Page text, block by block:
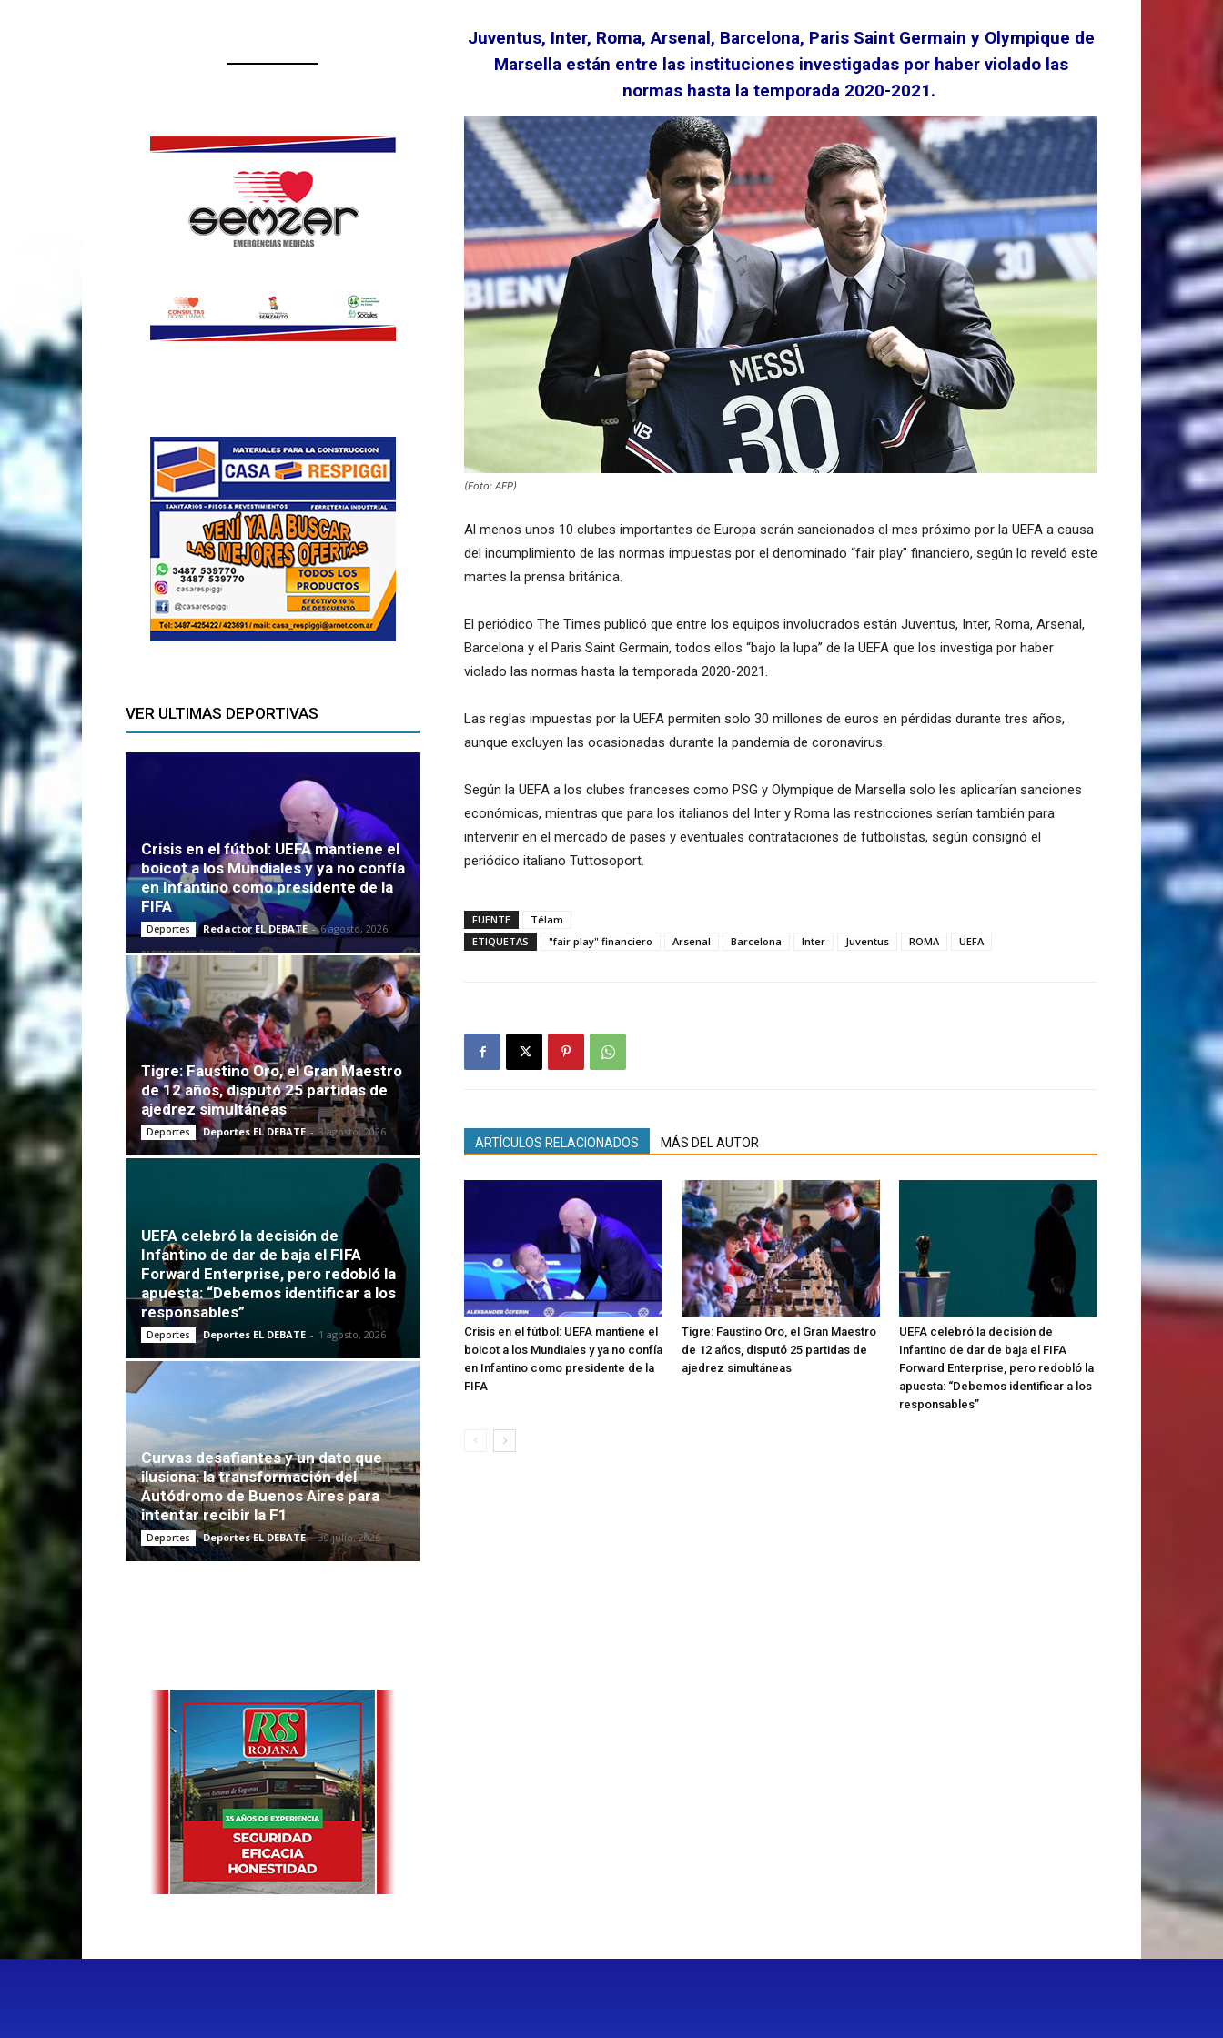
Juventus, Inter, Roma, Arsenal, Barcelona, Paris Saint Germain y Olympique de
Marsella están entre las instituciones investigadas por haber violado las
normas hasta la temporada 2020-2021.
(Foto: AFP)
Al menos unos 10 clubes importantes de Europa serán sancionados el mes próximo por la UEFA a causa
del incumplimiento de las normas impuestas por el denominado “fair play” financiero, según lo reveló este
martes la prensa británica.
El periódico The Times publicó que entre los equipos involucrados están Juventus, Inter, Roma, Arsenal,
Barcelona y el Paris Saint Germain, todos ellos “bajo la lupa” de la UEFA que los investiga por haber
violado las normas hasta la temporada 2020-2021.
Las reglas impuestas por la UEFA permiten solo 30 millones de euros en pérdidas durante tres años,
aunque excluyen las ocasionadas durante la pandemia de coronavirus.
Según la UEFA a los clubes franceses como PSG y Olympique de Marsella solo les aplicarían sanciones
económicas, mientras que para los italianos del Inter y Roma las restricciones serían también para
intervenir en el mercado de pases y eventuales contrataciones de futbolistas, según consignó el
periódico italiano Tuttosoport.
FUENTE
Télam
ETIQUETAS
"fair play" financiero Arsenal Barcelona Inter Juventus ROMA UEFA
ARTÍCULOS RELACIONADOS MÁS DEL AUTOR
Crisis en el fútbol: UEFA mantiene el
boicot a los Mundiales y ya no confía
en Infantino como presidente de la
FIFA
Tigre: Faustino Oro, el Gran Maestro
de 12 años, disputó 25 partidas de
ajedrez simultáneas
UEFA celebró la decisión de
Infantino de dar de baja el FIFA
Forward Enterprise, pero redobló la
apuesta: “Debemos identificar a los
responsables”
VER ULTIMAS DEPORTIVAS
Crisis en el fútbol: UEFA mantiene el
boicot a los Mundiales y ya no confía
en Infantino como presidente de la
FIFA
Deportes Redactor EL DEBATE - 6 agosto, 2026
Tigre: Faustino Oro, el Gran Maestro
de 12 años, disputó 25 partidas de
ajedrez simultáneas
Deportes Deportes EL DEBATE - 3 agosto, 2026
UEFA celebró la decisión de
Infantino de dar de baja el FIFA
Forward Enterprise, pero redobló la
apuesta: “Debemos identificar a los
responsables”
Deportes Deportes EL DEBATE - 1 agosto, 2026
Curvas desafiantes y un dato que
ilusiona: la transformación del
Autódromo de Buenos Aires para
intentar recibir la F1
Deportes Deportes EL DEBATE - 30 julio, 2026